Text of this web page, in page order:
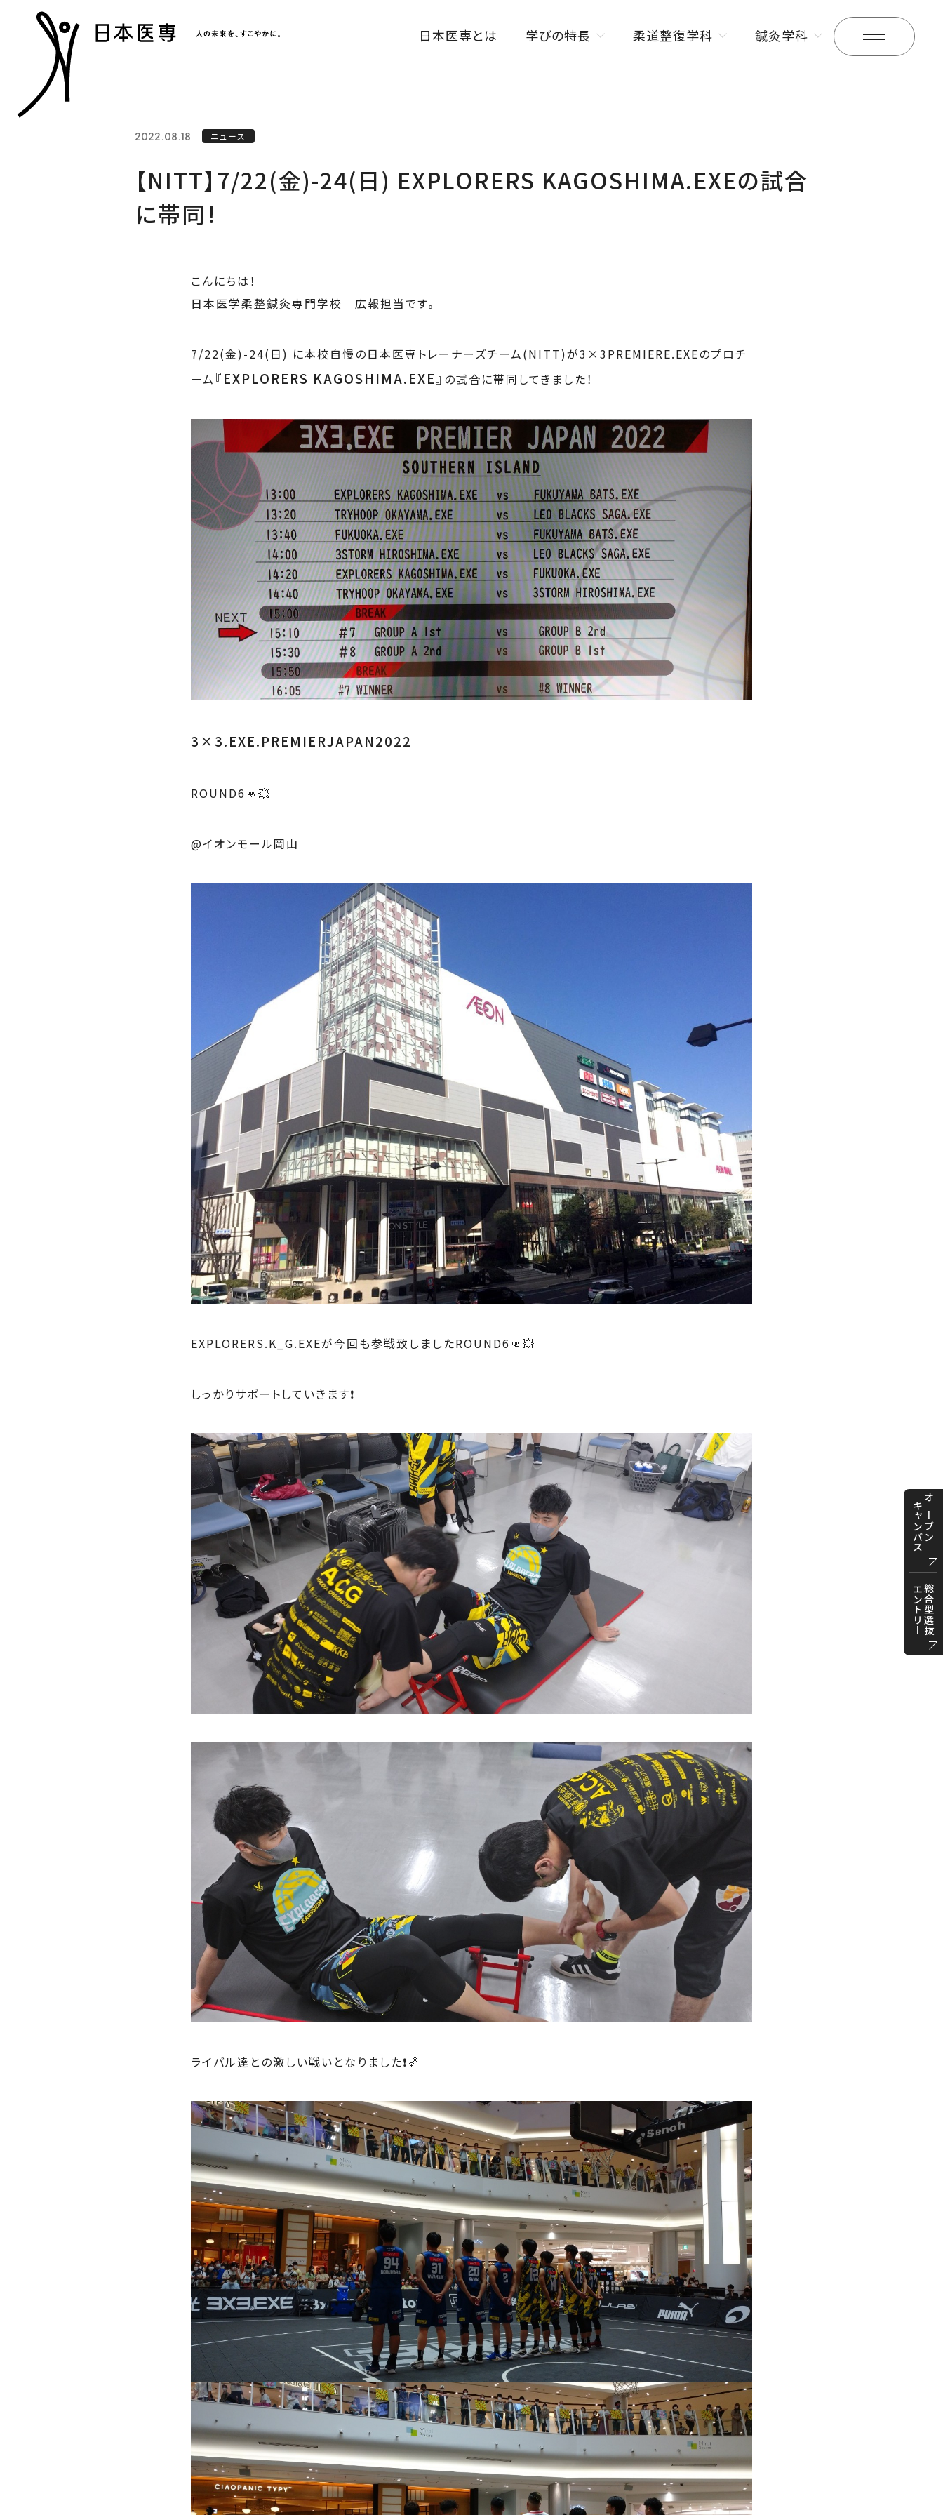
日本医専とは 学びの特長
海外研修制度
柔道整復学科 鍼灸学科
2022.08.18 ニュース
【NITT】7/22(金)-24(日) EXPLORERS KAGOSHIMA.EXEの試合
に帯同！
こんにちは！
日本医学柔整鍼灸専門学校 広報担当です。
7/22(金)-24(日) に本校自慢の日本医専トレーナーズチーム(NITT)が3×3PREMIERE.EXEのプロチ
ーム 『EXPLORERS KAGOSHIMA.EXE』 の試合に帯同してきました！
3×3.EXE.PREMIERJAPAN2022
ROUND6👊💥
@イオンモール岡山
EXPLORERS.K_G.EXEが今回も参戦致しましたROUND6👊💥
しっかりサポートしていきます❗️
ライバル達との激しい戦いとなりました❗️🏀
オープン
キャンパス
総合型選抜
エントリー